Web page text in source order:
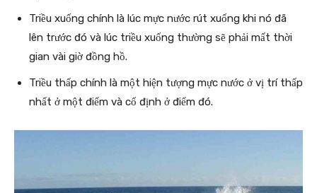
Triều xuống chính là lúc mực nước rút xuống khi nó đã
lên trước đó và lúc triều xuống thường sẽ phải mất thời
gian vài giờ đồng hồ.
Triều thấp chính là một hiện tượng mực nước ở vị trí thấp
nhất ở một điểm và cố định ở điểm đó.